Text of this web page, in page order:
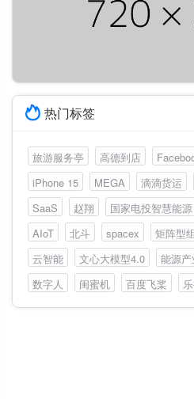
热门标签
旅游服务亭 高德到店
iPhone 15
MEGA 滴滴货运
SaaS
赵翔 国家电投智慧能源
AIoT
北斗 spacex 矩阵型
云智能
文心大模型4.0 能源
数字人
闺蜜机 百度飞桨